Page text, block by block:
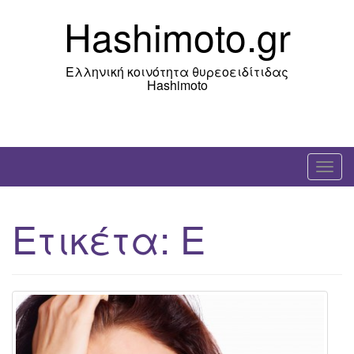
Hashimoto.gr
Ελληνική κοινότητα θυρεοειδίτιδας
Hashimoto
T
o
n
Ετικέτα: E